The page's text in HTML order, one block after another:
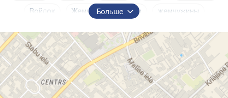
Войлок
Жемчуг бусинки
жемчужины
Материалы бисероплетения
Больше